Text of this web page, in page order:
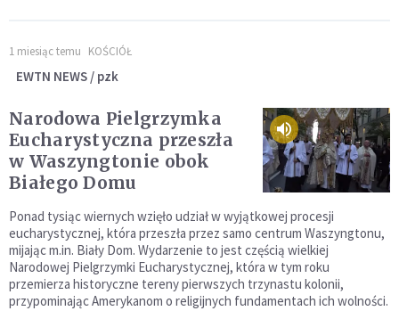
1 miesiąc temu KOŚCIÓŁ
EWTN NEWS / pzk
Narodowa Pielgrzymka
Eucharystyczna przeszła
w Waszyngtonie obok
Białego Domu
Ponad tysiąc wiernych wzięło udział w wyjątkowej procesji
eucharystycznej, która przeszła przez samo centrum Waszyngtonu,
mijając m.in. Biały Dom. Wydarzenie to jest częścią wielkiej
Narodowej Pielgrzymki Eucharystycznej, która w tym roku
przemierza historyczne tereny pierwszych trzynastu kolonii,
przypominając Amerykanom o religijnych fundamentach ich wolności.